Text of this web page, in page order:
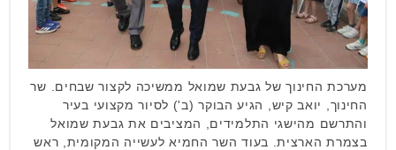
מערכת החינוך של גבעת שמואל ממשיכה לקצור שבחים. שר
החינוך, יואב קיש, הגיע הבוקר (ב') לסיור מקצועי בעיר
והתרשם מהישגי התלמידים, המציבים את גבעת שמואל
בצמרת הארצית. בעוד השר החמיא לעשייה המקומית, ראש